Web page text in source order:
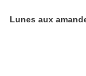
Lunes aux